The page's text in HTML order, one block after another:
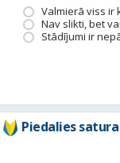
Valmierā viss ir
Nav slikti, bet
Stādījumi ir
Piedalies